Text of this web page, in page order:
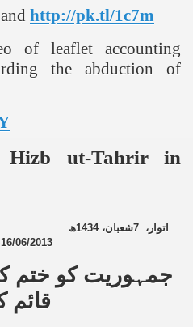
and http://pk.tl/1c7m
of leaflet accounting
the abduction of
ut-Tahrir in
اتوار، 7شعبان،1434ھ
16/06/2013
جمہوریت کو ختم
قائم